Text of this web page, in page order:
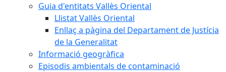
Guia d'entitats Vallès Oriental
Llistat Vallès Oriental
Enllaç a pàgina del Departament de Justícia
de la Generalitat
Informació geogràfica
Episodis ambientals de contaminació